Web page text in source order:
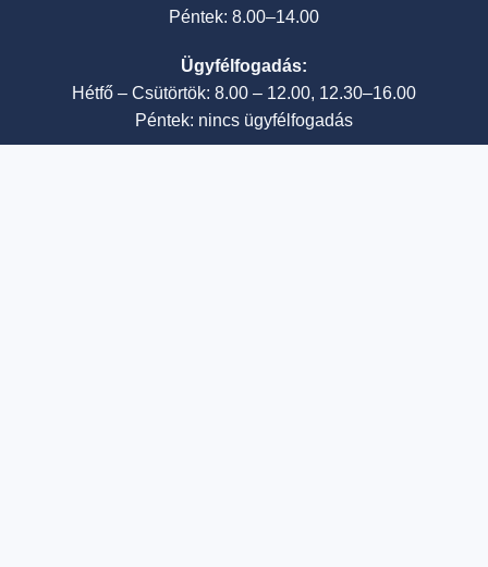
Péntek: 8.00–14.00
Ügyfélfogadás:
Hétfő – Csütörtök: 8.00 – 12.00, 12.30–16.00
Péntek: nincs ügyfélfogadás